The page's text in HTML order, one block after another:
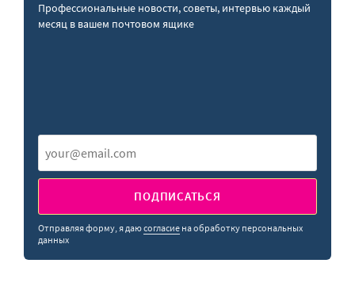
Профессиональные новости, советы, интервью каждый
месяц в вашем почтовом ящике
ПОДПИСАТЬСЯ
Отправляя форму, я даюсогласие на обработку персональных
данных